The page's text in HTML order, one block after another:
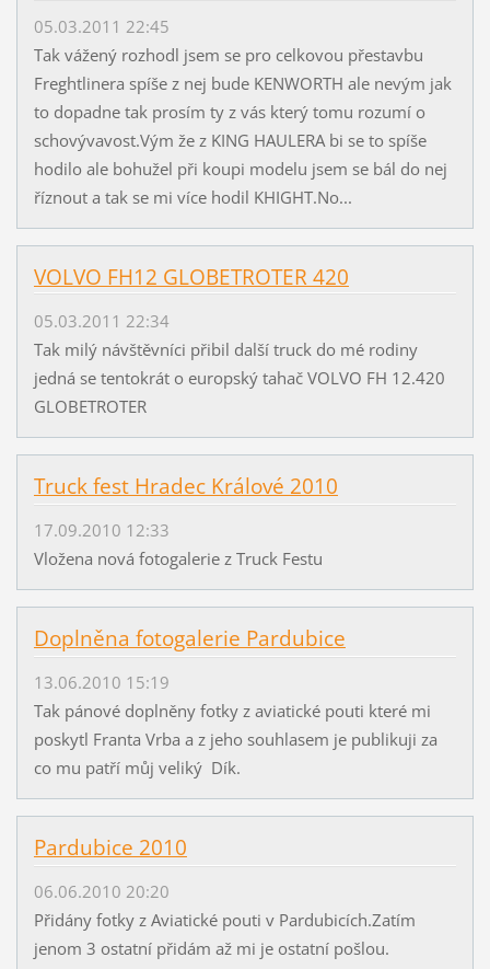
05.03.2011 22:45
Tak vážený rozhodl jsem se pro celkovou přestavbu
Freghtlinera spíše z nej bude KENWORTH ale nevým jak
to dopadne tak prosím ty z vás který tomu rozumí o
schovývavost.Vým že z KING HAULERA bi se to spíše
hodilo ale bohužel při koupi modelu jsem se bál do nej
říznout a tak se mi více hodil KHIGHT.No...
VOLVO FH12 GLOBETROTER 420
05.03.2011 22:34
Tak milý návštěvníci přibil další truck do mé rodiny
jedná se tentokrát o europský tahač VOLVO FH 12.420
GLOBETROTER
Truck fest Hradec Králové 2010
17.09.2010 12:33
Vložena nová fotogalerie z Truck Festu
Doplněna fotogalerie Pardubice
13.06.2010 15:19
Tak pánové doplněny fotky z aviatické pouti které mi
poskytl Franta Vrba a z jeho souhlasem je publikuji za
co mu patří můj veliký Dík.
Pardubice 2010
06.06.2010 20:20
Přidány fotky z Aviatické pouti v Pardubicích.Zatím
jenom 3 ostatní přidám až mi je ostatní pošlou.